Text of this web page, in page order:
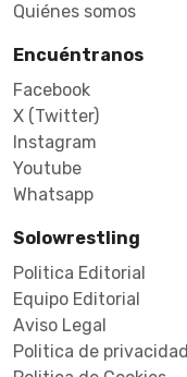
Quiénes somos
Encuéntranos
Facebook
X (Twitter)
Instagram
Youtube
Whatsapp
Solowrestling
Politica Editorial
Equipo Editorial
Aviso Legal
Politica de privacidad